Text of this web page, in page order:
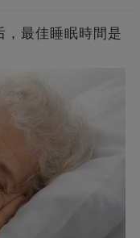
，最佳睡眠時間是